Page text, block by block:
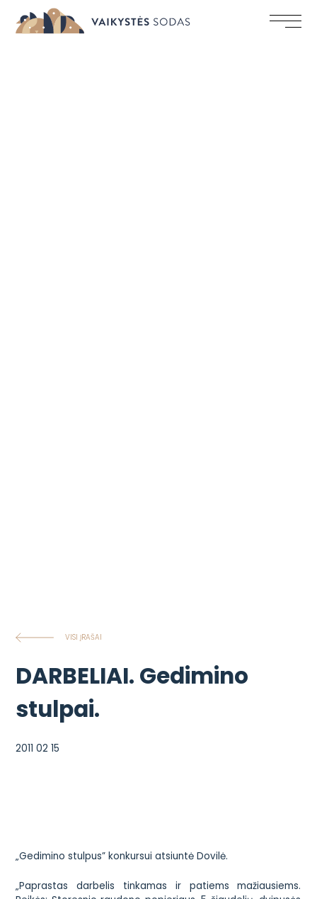
VISI ĮRAŠAI
DARBELIAI. Gedimino
stulpai.
2011 02 15
„Gedimino stulpus” konkursui atsiuntė Dovilė.
„Paprastas darbelis tinkamas ir patiems mažiausiems.